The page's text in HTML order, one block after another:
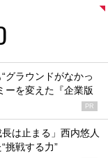
グラウンドがなかっ
ーを変えた『企業版
PR
は止まる」西内悠人
挑戦する力”